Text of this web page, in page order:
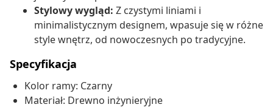
Stylowy wygląd: Z czystymi liniami i
minimalistycznym designem, wpasuje się w różne
style wnętrz, od nowoczesnych po tradycyjne.
Specyfikacja
Kolor ramy: Czarny
Materiał: Drewno inżynieryjne